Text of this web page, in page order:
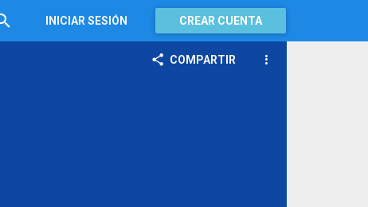
INICIAR SESIÓN CREAR CUENTA
COMPARTIR